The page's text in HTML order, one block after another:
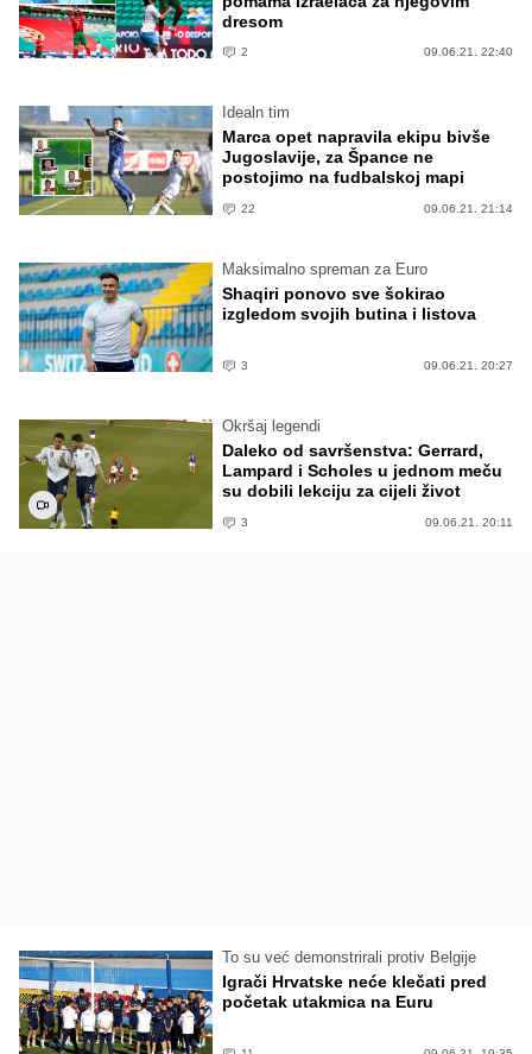
dresom
2 09.06.21. 22:40
Idealn tim
Marca opet napravila ekipu bivše
Jugoslavije, za Špance ne
postojimo na fudbalskoj mapi
22 09.06.21. 21:14
Maksimalno spreman za Euro
Shaqiri ponovo sve šokirao
izgledom svojih butina i listova
3 09.06.21. 20:27
Okršaj legendi
Daleko od savršenstva: Gerrard,
Lampard i Scholes u jednom meču
su dobili lekciju za cijeli život
3 09.06.21. 20:11
To su već demonstrirali protiv Belgije
Igrači Hrvatske neće klečati pred
početak utakmica na Euru